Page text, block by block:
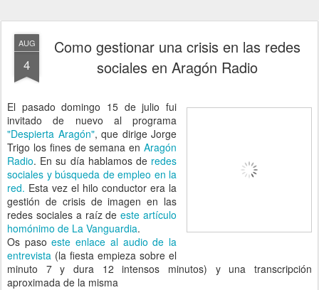
AUG
4
Como gestionar una crisis en las redes
sociales en Aragón Radio
El pasado domingo 15 de julio fui
invitado de nuevo al programa
"Despierta Aragón", que dirige Jorge
Trigo los fines de semana en Aragón
Radio. En su día hablamos de redes
sociales y búsqueda de empleo en la
red. Esta vez el hilo conductor era la
gestión de crisis de imagen en las
redes sociales a raíz deeste artículo
homónimo de La Vanguardia.
Os pasoeste enlace al audio de la
entrevista (la fiesta empieza sobre el
minuto 7 y dura 12 intensos minutos) y una transcripción
aproximada de la misma